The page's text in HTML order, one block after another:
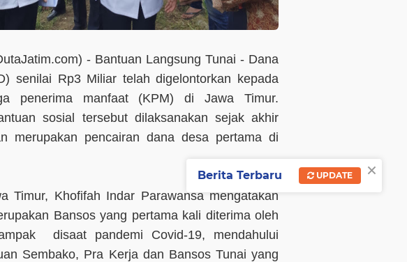
- Bantuan Langsung Tunai - Dana
senilai Rp3 Miliar telah digelontorkan kepada
penerima manfaat (KPM) di Jawa Timur.
sosial tersebut dilaksanakan sejak akhir
merupakan pencairan dana desa pertama di
Timur, Khofifah Indar Parawansa mengatakan
Bansos yang pertama kali diterima oleh
disaat pandemi Covid-19, mendahului
Sembako, Pra Kerja dan Bansos Tunai yang
×
Berita Terbaru UPDATE